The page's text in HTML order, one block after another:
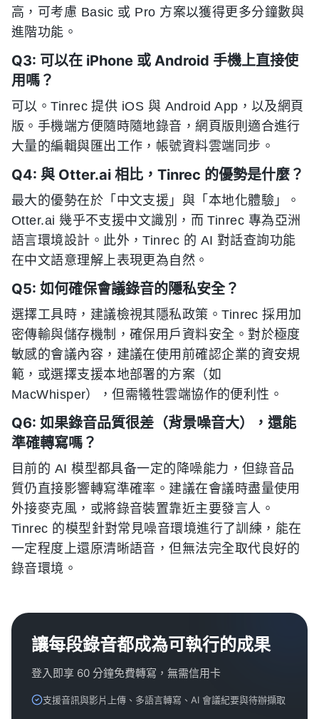
高，可考慮 Basic 或 Pro 方案以獲得更多分鐘數與
進階功能。
Q3: 可以在 iPhone 或 Android 手機上直接使
用嗎？
可以。Tinrec 提供 iOS 與 Android App，以及網頁
版。手機端方便隨時隨地錄音，網頁版則適合進行
大量的編輯與匯出工作，帳號資料雲端同步。
Q4: 與 Otter.ai 相比，Tinrec 的優勢是什麼？
最大的優勢在於「中文支援」與「本地化體驗」。
Otter.ai 幾乎不支援中文識別，而 Tinrec 專為亞洲
語言環境設計。此外，Tinrec 的 AI 對話查詢功能
在中文語意理解上表現更為自然。
Q5: 如何確保會議錄音的隱私安全？
選擇工具時，建議檢視其隱私政策。Tinrec 採用加
密傳輸與儲存機制，確保用戶資料安全。對於極度
敏感的會議內容，建議在使用前確認企業的資安規
範，或選擇支援本地部署的方案（如
MacWhisper），但需犧牲雲端協作的便利性。
Q6: 如果錄音品質很差（背景噪音大），還能
準確轉寫嗎？
目前的 AI 模型都具备一定的降噪能力，但錄音品
質仍直接影響轉寫準確率。建議在會議時盡量使用
外接麥克風，或將錄音裝置靠近主要發言人。
Tinrec 的模型針對常見噪音環境進行了訓練，能在
一定程度上還原清晰語音，但無法完全取代良好的
錄音環境。
讓每段錄音都成為可執行的成果
登入即享 60 分鐘免費轉寫，無需信用卡
支援音訊與影片上傳、多語言轉寫、AI 會議紀要與待辦擷取